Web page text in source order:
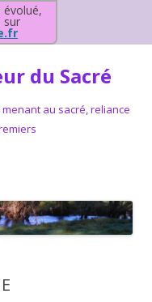
évolué,
sur
du Sacré
au sacré, reliance
au contenu principal